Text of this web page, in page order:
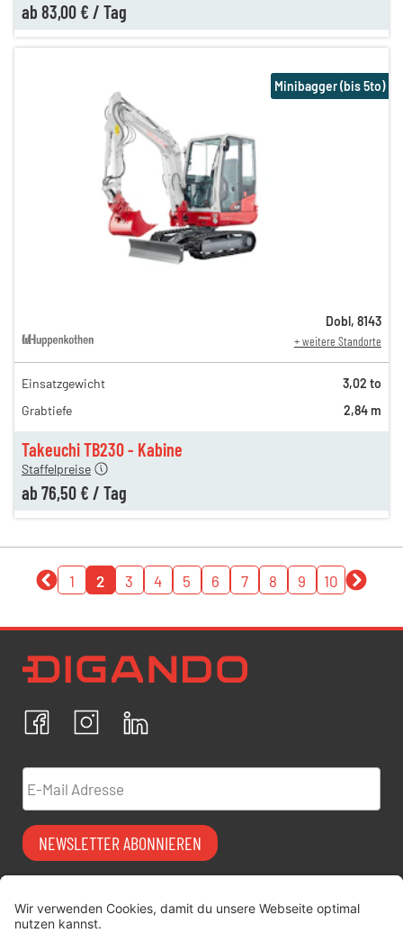
ab 83,00 € / Tag
Takeuchi TB230 - Kabine
160,00 €
111,00 €
Staffelpreise
ab 76,50 € / Tag
Minibagger (bis 5to)
Dobl, 8143
+ weitere Standorte
Einsatzgewicht
3,02 to
Grabtiefe
2,84 m
1 2 3 4 5 6 7 8 9 10
FacebookInstagram
Ich bestätige, dass ich die
Datenschutzrichtlinien
personenbezogenen Daten einverstanden.
E-Mail Adresse
NEWSLETTER ABONNIEREN
Vermiet-Partner
FAQ